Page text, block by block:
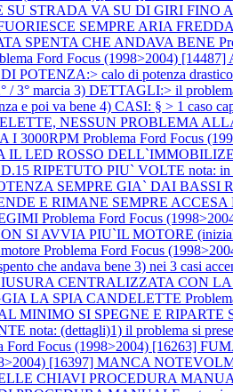
SU STRADA VA SU DI GIRI
SEMPRE ARIA FREDDA
SPENTA CHE ANDAVA BENE
Ford Focus (1998>2004)
calo di potenza
marcia 3) DETTAGLI:> il
e poi va bene 4) CASI: § > 1 caso
NESSUN PROBLEMA
I 3000RPM Problema Ford Focus
ROSSO
RIPETUTO PIU` VOLTE nota: in
SEMPRE GIA` DAI BASSI
E RIMANE SEMPRE ACCESA
Problema Ford Focus
SI AVVIA PIU`IL MOTORE
Problema Ford Focus
che andava bene 3) nei 3 casi
CENTRALIZZATA CON LA
LA SPIA CANDELETTE
MINIMO SI SPEGNE E RIPARTE
(dettagli)1) il problema si
Ford Focus (1998>2004) [16263]
[16397] MANCA
CHIAVI PROCEDURA